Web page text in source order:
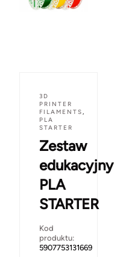
3D
PRINTER
FILAMENTS,
PLA
STARTER
Zestaw
edukacyjny
PLA
STARTER
Kod
produktu:
5907753131669